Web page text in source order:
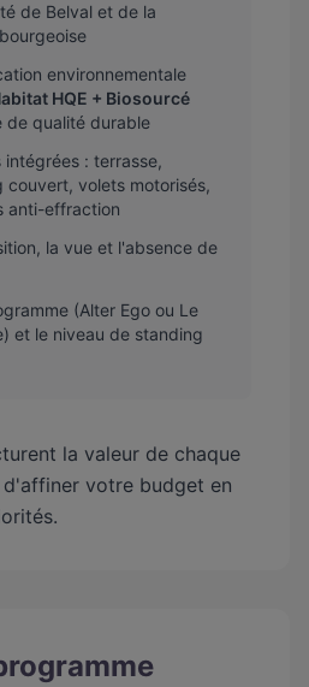
de Belval et de la
environnementale
HQE + Biosourcé
de qualité durable
intégrées : terrasse,
couvert, volets motorisés,
anti-effraction
la vue et l'absence de
(Alter Ego ou Le
et le niveau de standing
la valeur de chaque
votre budget en